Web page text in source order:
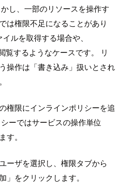
し、一部のリソースを操作す
では権限不足になることがあり
ルを取得する場合や、
覧するようなケースです。 リ
操作は「書き込み」扱いとされ
権限にインラインポリシーを追
ーではサービスの操作単位
す。
ーザを選択し、権限タブから
」をクリックします。